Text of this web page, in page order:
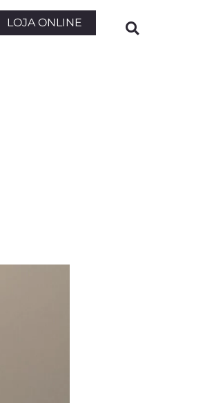
LOJA ONLINE